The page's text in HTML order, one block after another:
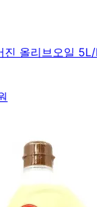
진 올리브오일